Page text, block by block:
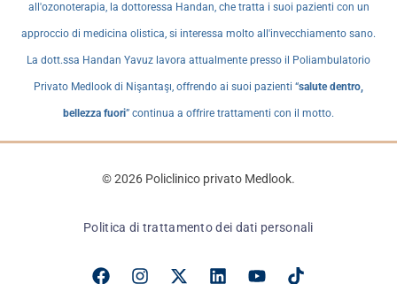
all'ozonoterapia, la dottoressa Handan, che tratta i suoi pazienti con un
approccio di medicina olistica, si interessa molto all'invecchiamento sano.
La dott.ssa Handan Yavuz lavora attualmente presso il Poliambulatorio
Privato Medlook di Nişantaşı, offrendo ai suoi pazienti “salute dentro,
bellezza fuori” continua a offrire trattamenti con il motto.
© 2026 Policlinico privato Medlook.
Politica di trattamento dei dati personali